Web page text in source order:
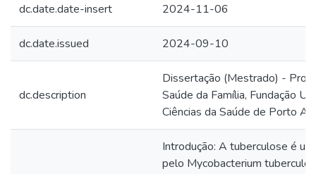
dc.date.date-insert 2024-11-06
dc.date.issued 2024-09-10
dc.description
Dissertação (Mestrado) -
Saúde da Família, Fundação
Ciências da Saúde de Porto
Introdução: A tuberculose é
pelo Mycobacterium